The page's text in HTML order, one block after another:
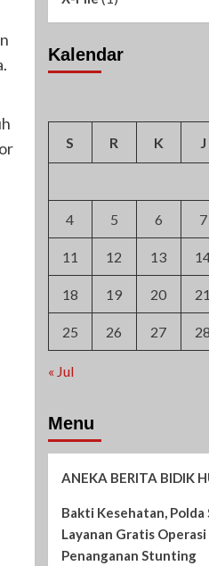
Kalendar
S R K J
4 5 6 7
11 12 13
18 19 20 21
25 26 27 28
« Jul
Menu
ANEKA BERITA BIDIK
Bakti Kesehatan,
Layanan Gratis
Penanganan Stunting